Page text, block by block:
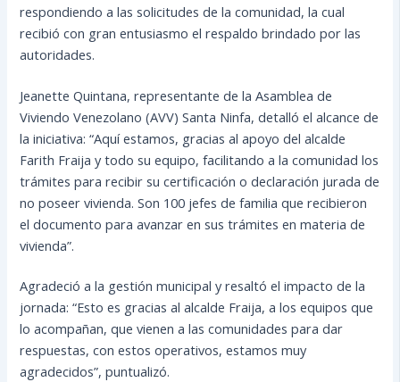
respondiendo a las solicitudes de la comunidad, la cual
recibió con gran entusiasmo el respaldo brindado por las
autoridades.
Jeanette Quintana, representante de la Asamblea de
Viviendo Venezolano (AVV) Santa Ninfa, detalló el alcance de
la iniciativa: “Aquí estamos, gracias al apoyo del alcalde
Farith Fraija y todo su equipo, facilitando a la comunidad los
trámites para recibir su certificación o declaración jurada de
no poseer vivienda. Son 100 jefes de familia que recibieron
el documento para avanzar en sus trámites en materia de
vivienda”.
Agradeció a la gestión municipal y resaltó el impacto de la
jornada: “Esto es gracias al alcalde Fraija, a los equipos que
lo acompañan, que vienen a las comunidades para dar
respuestas, con estos operativos, estamos muy
agradecidos”, puntualizó.